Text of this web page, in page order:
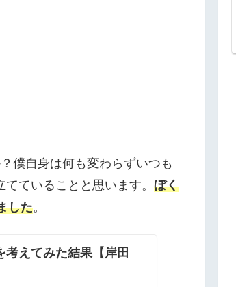
僕自身は何も変わらずいつも
ていることと思います。 ぼく
した。
えてみた結果【岸田